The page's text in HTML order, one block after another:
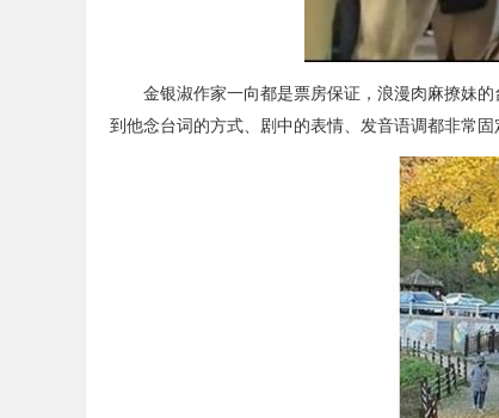
金银淑作家一向都是票房保证，浪漫肉麻撩妹的
到他念台词的方式、剧中的表情、发音语调都非常固